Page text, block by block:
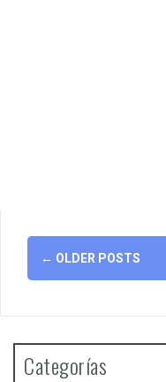
Posts
navigation
← OLDER POSTS
Categorías